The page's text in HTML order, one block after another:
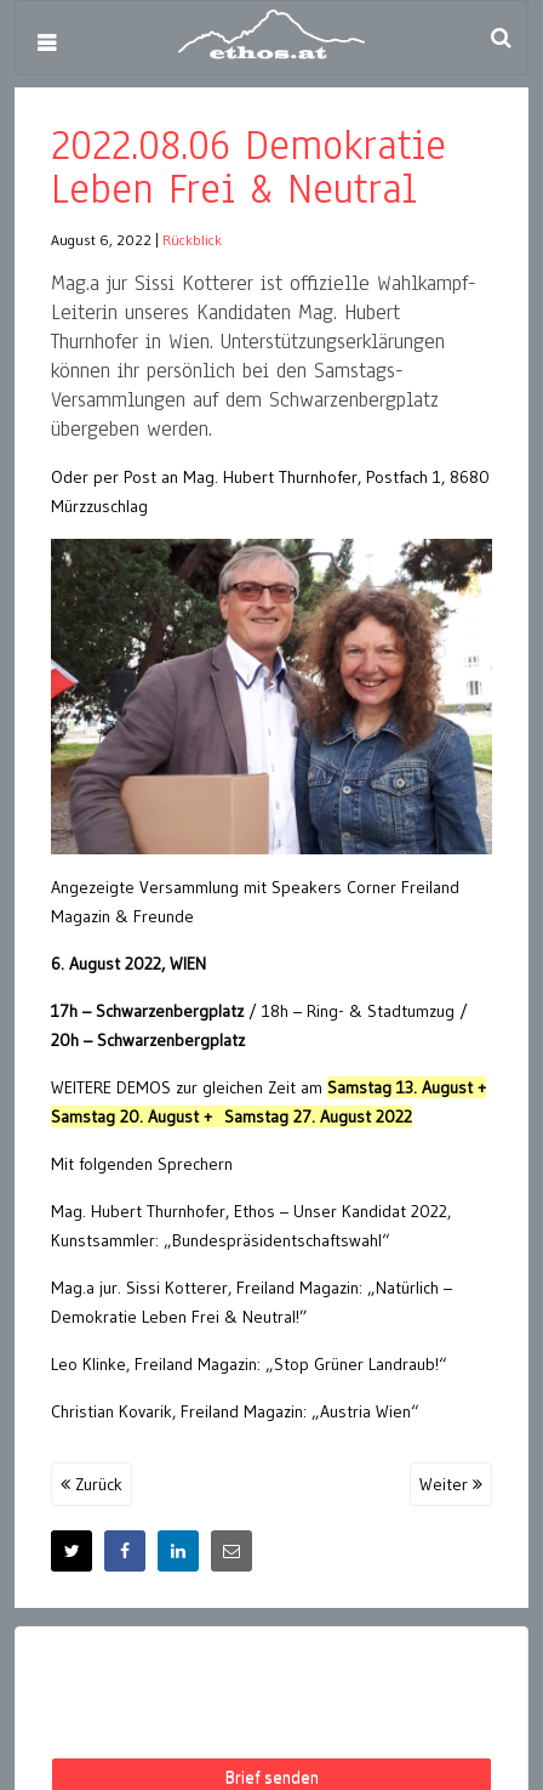
2022.08.06 Demokratie
Leben Frei & Neutral
August 6, 2022 Rückblick
Mag.a jur Sissi Kotterer ist offizielle Wahlkampf-
Leiterin unseres Kandidaten Mag. Hubert
Thurnhofer in Wien. Unterstützungserklärungen
können ihr persönlich bei den Samstags-
Versammlungen auf dem Schwarzenbergplatz
übergeben werden.
Oder per Post an Mag. Hubert Thurnhofer, Postfach 1, 8680
Mürzzuschlag
Angezeigte Versammlung mit Speakers Corner Freiland
Magazin & Freunde
6. August 2022, WIEN
17h – Schwarzenbergplatz/ 18h – Ring- & Stadtumzug /
20h – Schwarzenbergplatz
WEITERE DEMOS zur gleichen Zeit am Samstag 13. August +
Samstag 20. August + Samstag 27. August 2022
Mit folgenden Sprechern
Mag. Hubert Thurnhofer, Ethos – Unser Kandidat 2022,
Kunstsammler: „Bundespräsidentschaftswahl“
Mag.a jur. Sissi Kotterer, Freiland Magazin: „Natürlich –
Demokratie Leben Frei & Neutral!”
Leo Klinke, Freiland Magazin: „Stop Grüner Landraub!“
Christian Kovarik, Freiland Magazin: „Austria Wien“
Zurück Weiter
Brief senden